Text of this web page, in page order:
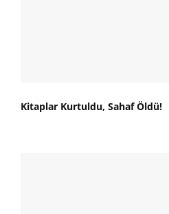
Kitaplar Kurtuldu, Sahaf Öldü!